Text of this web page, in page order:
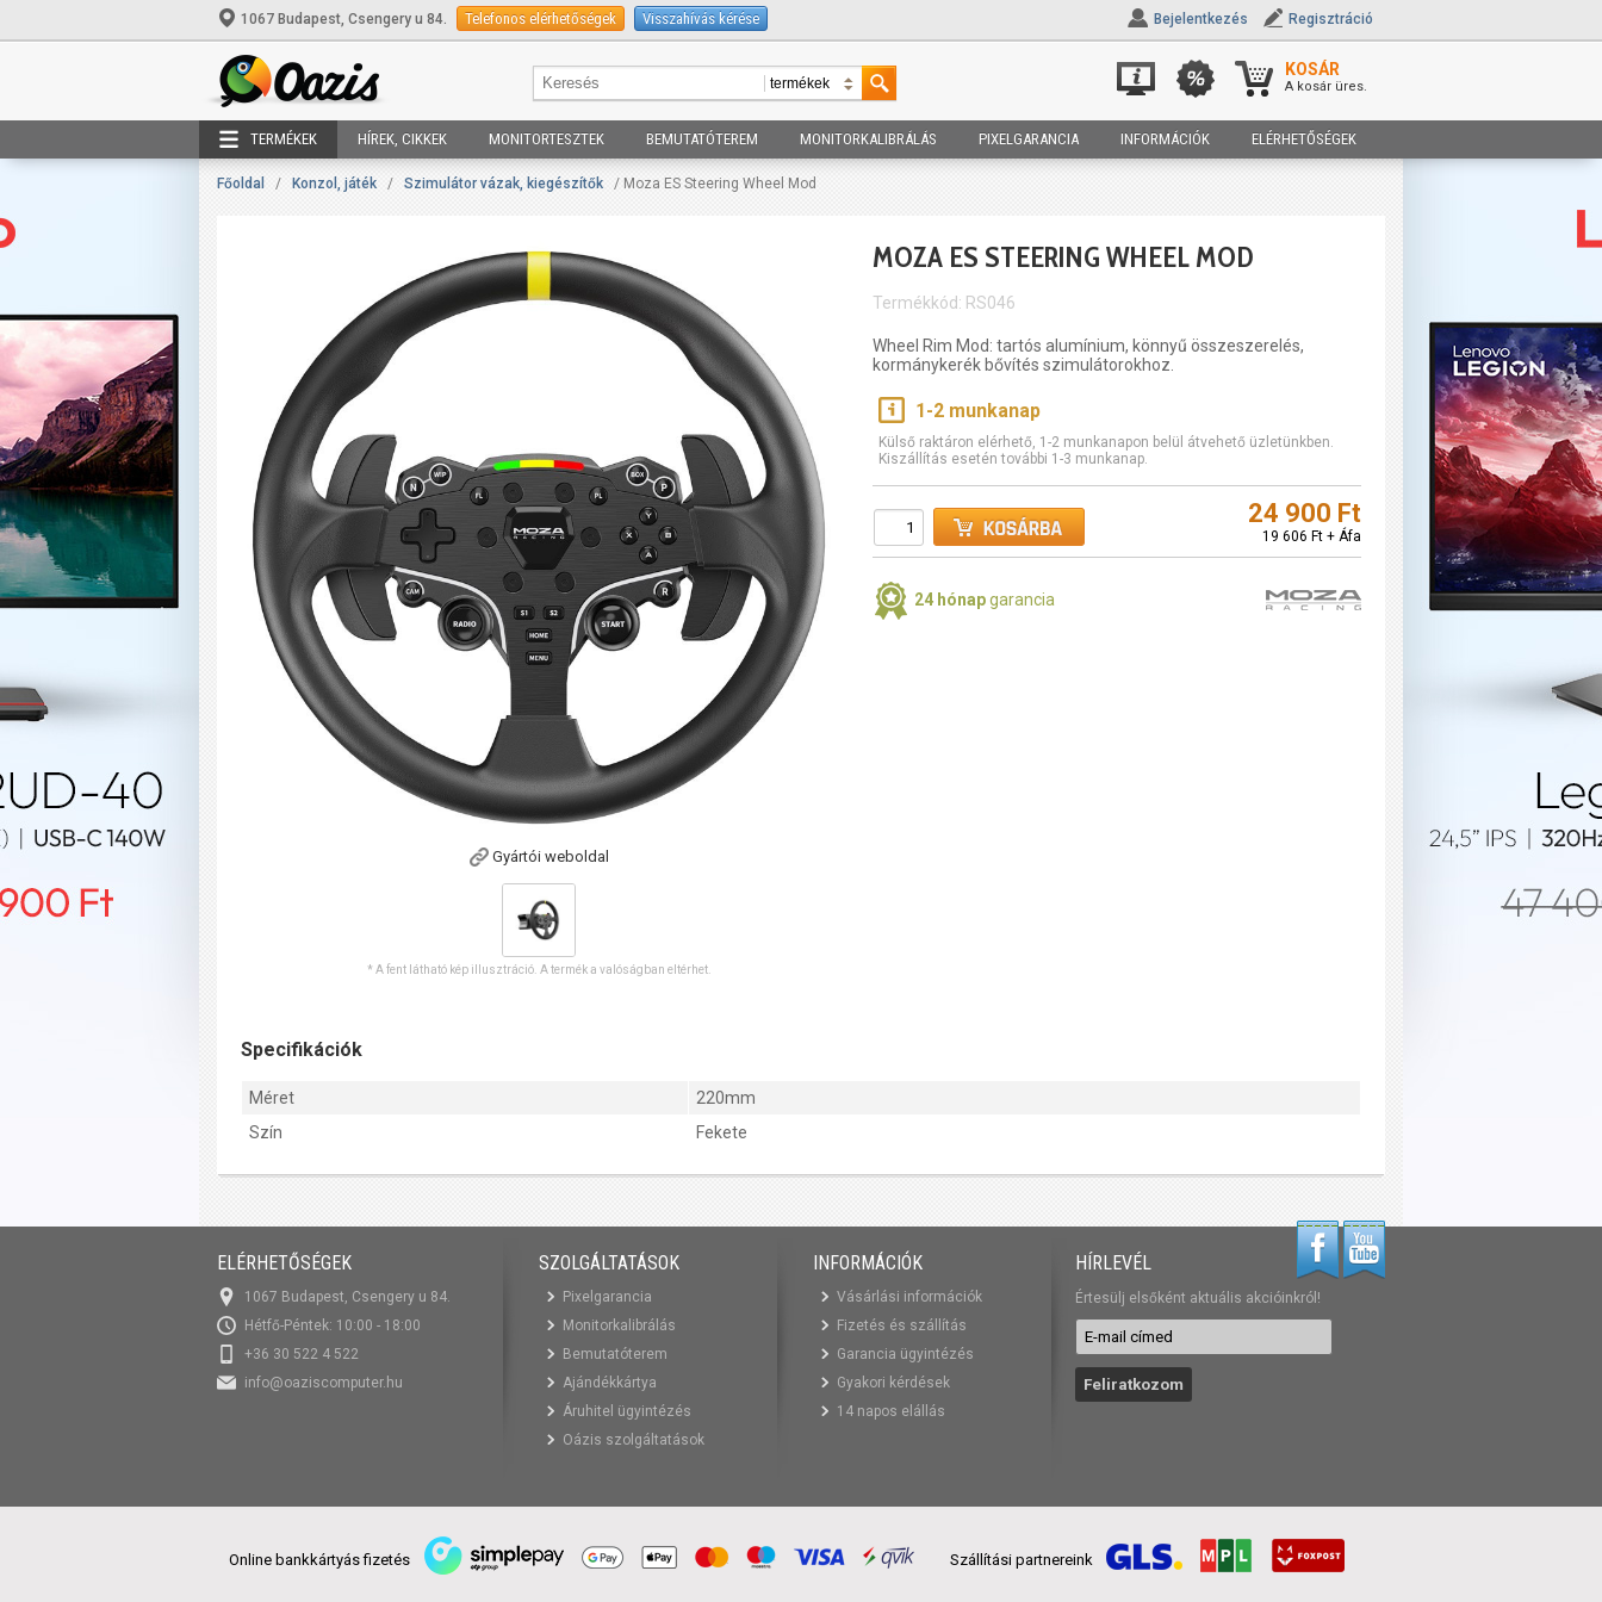
1067 Budapest, Csengery u 84. Telefonos elérhetőségek Visszahívás kérése Bejelentkezés Regisztráció
KOSÁR
A kosár üres.
TERMÉKEK HÍREK, CIKKEK MONITORTESZTEK BEMUTATÓTEREM MONITORKALIBRÁLÁS PIXELGARANCIA INFORMÁCIÓK ELÉRHETŐSÉGEK
Főoldal / Konzol, játék / Szimulátor vázak, kiegészítők / Moza ES Steering Wheel Mod
Gyártói weboldal
* A fent látható kép illusztráció. A termék a valóságban eltérhet.
MOZA ES STEERING WHEEL MOD
Termékkód: RS046
Wheel Rim Mod: tartós alumínium, könnyű összeszerelés,
kormánykerék bővítés szimulátorokhoz.
1-2 munkanap
Külső raktáron elérhető, 1-2 munkanapon belül átvehető üzletünkben.
Kiszállítás esetén további 1-3 munkanap.
24 900 Ft
19 606 Ft + Áfa
24 hónapgarancia
Specifikációk
Méret
220mm
Szín
Fekete
ELÉRHETŐSÉGEK
1067 Budapest, Csengery u 84.
Hétfő-Péntek: 10:00 - 18:00
+36 30 522 4 522
info@oaziscomputer.hu
SZOLGÁLTATÁSOK
Pixelgarancia
Monitorkalibrálás
Bemutatóterem
Ajándékkártya
Áruhitel ügyintézés
Oázis szolgáltatások
INFORMÁCIÓK
Vásárlási információk
Fizetés és szállítás
Garancia ügyintézés
Gyakori kérdések
14 napos elállás
HÍRLEVÉL
Értesülj elsőként aktuális akcióinkról!
Online bankkártyás fizetés Szállítási partnereink